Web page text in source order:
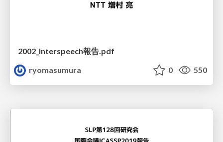
2002_Interspeech報告.pdf
ryomasumura
0 550